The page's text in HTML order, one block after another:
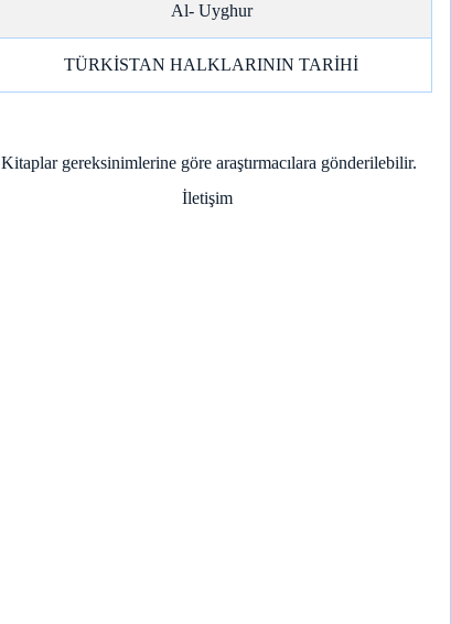
Al- Uyghur
TÜRKİSTAN HALKLARININ TARİHİ
Kitaplar gereksinimlerine göre araştırmacılara gönderilebilir.
İletişim